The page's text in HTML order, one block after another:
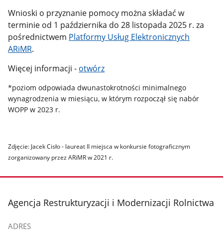
Wnioski o przyznanie pomocy można składać w
terminie od 1 października do 28 listopada 2025 r. za
pośrednictwem Platformy Usług Elektronicznych
ARiMR.
Więcej informacji - otwórz
*poziom odpowiada dwunastokrotności minimalnego
wynagrodzenia w miesiącu, w którym rozpoczął się nabór
WOPP w 2023 r.
Zdjęcie: Jacek Cisło - laureat II miejsca w konkursie fotograficznym
zorganizowany przez ARiMR w 2021 r.
stopka
Agencja Restrukturyzacji i Modernizacji Rolnictwa
ADRES